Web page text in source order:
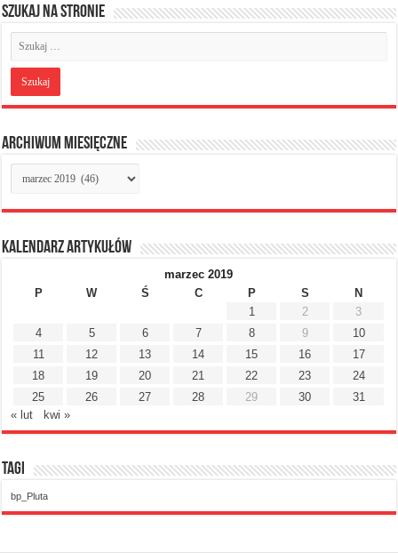
Szukaj na stronie
Archiwum miesięczne
Archiwum
miesięczne
Kalendarz artykułów
marzec 2019
P
W Ś C P S
N
1
2
3
4
5 6 7 8 9
10
11
12 13 14 15 16
17
18
19 20 21 22 23
24
25
26 27 28 29 30
31
« lut
kwi »
Tagi
bp_Pluta